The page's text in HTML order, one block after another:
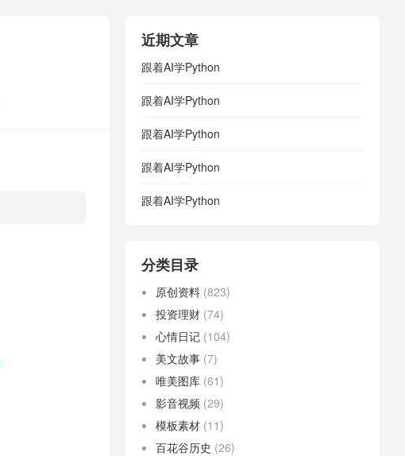
近期文章
跟着AI学Python
跟着AI学Python
跟着AI学Python
跟着AI学Python
跟着AI学Python
分类目录
原创资料 (823)
投资理财 (74)
心情日记 (104)
美文故事 (7)
唯美图库 (61)
影音视频 (29)
模板素材 (11)
百花谷历史 (26)